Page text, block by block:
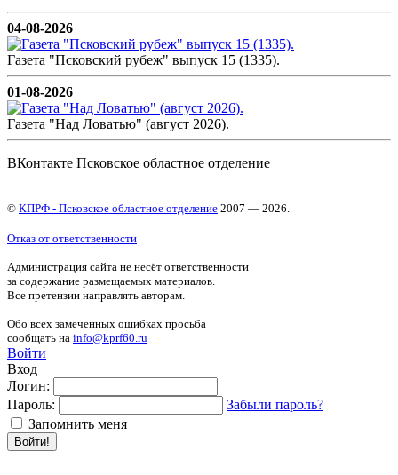
04-08-2026
Газета "Псковский рубеж" выпуск 15 (1335).
01-08-2026
Газета "Над Ловатью" (август 2026).
ВКонтакте Псковское областное отделение
© КПРФ - Псковское областное отделение 2007 — 2026.
Отказ от ответственности
Администрация сайта не несёт ответственности
за содержание размещаемых материалов.
Все претензии направлять авторам.
Обо всех замеченных ошибках просьба
сообщать на info@kprf60.ru
Войти
Вход
Логин:
Пароль:
Забыли пароль?
Запомнить меня